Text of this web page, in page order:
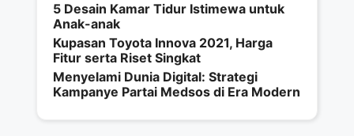
5 Desain Kamar Tidur Istimewa untuk
Anak-anak
Kupasan Toyota Innova 2021, Harga
Fitur serta Riset Singkat
Menyelami Dunia Digital: Strategi
Kampanye Partai Medsos di Era Modern